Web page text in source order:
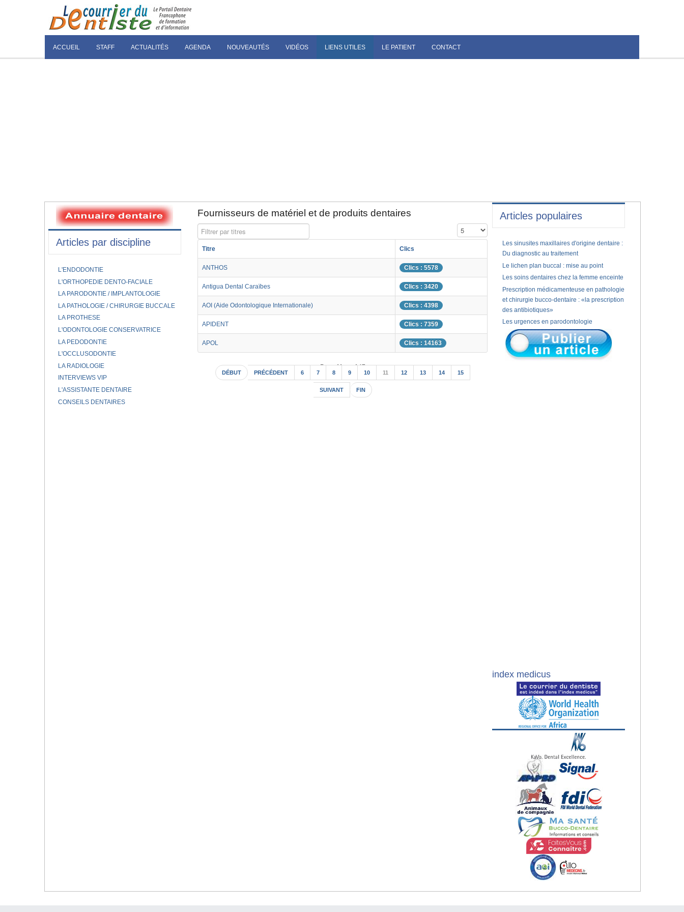
ACCUEIL STAFF ACTUALITÉS AGENDA NOUVEAUTÉS VIDÉOS LIENS UTILES LE PATIENT CONTACT
Fournisseurs de matériel et de produits dentaires
Filtrer par titres Affichage #
Titre Clics
ANTHOS Clics : 5578
Antigua Dental Caraïbes Clics : 3420
AOI (Aide Odontologique Internationale) Clics : 4398
APIDENT Clics : 7359
APOL Clics : 14163
Page 11 sur 147
DÉBUT PRÉCÉDENT 6 7 8 9 10 11 12 13 14 15
SUIVANT FIN
Articles par discipline
L'ENDODONTIE
L'ORTHOPEDIE DENTO-FACIALE
LA PARODONTIE / IMPLANTOLOGIE
LA PATHOLOGIE / CHIRURGIE BUCCALE
LA PROTHESE
L'ODONTOLOGIE CONSERVATRICE
LA PEDODONTIE
L'OCCLUSODONTIE
LA RADIOLOGIE
INTERVIEWS VIP
L'ASSISTANTE DENTAIRE
CONSEILS DENTAIRES
Articles populaires
Les sinusites maxillaires d'origine dentaire :
Du diagnostic au traitement
Le lichen plan buccal : mise au point
Les soins dentaires chez la femme enceinte
Prescription médicamenteuse en pathologie
et chirurgie bucco-dentaire : «la prescription
des antibiotiques»
Les urgences en parodontologie
index medicus